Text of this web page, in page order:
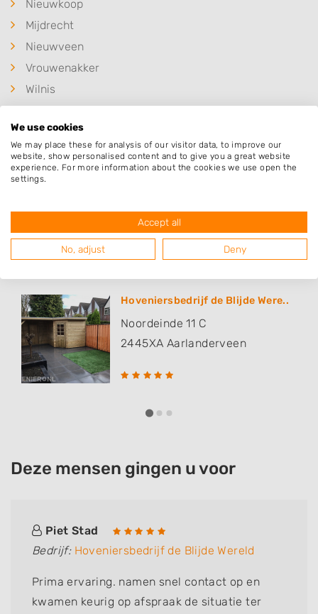
Nieuwkoop
Mijdrecht
Nieuwveen
Vrouwenakker
Wilnis
Amstelhoek
Aarlanderveen
Kamerik
Populaire hoveniers
Hoveniersbedrijf de Blijde Were..
Noordeinde 11 C
2445XA Aarlanderveen
Deze mensen gingen u voor
Piet Stad
Bedrijf: Hoveniersbedrijf de Blijde Wereld
Prima ervaring. namen snel contact op en
kwamen keurig op afspraak de situatie ter
We use cookies
We may place these for analysis of our visitor data, to improve our
website, show personalised content and to give you a great website
experience. For more information about the cookies we use open the
settings.
Accept all
No, adjust Deny